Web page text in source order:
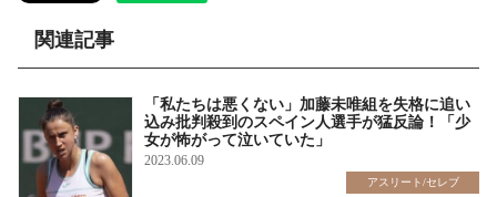
関連記事
「私たちは悪くない」加藤未唯組を失格に追い
込み批判殺到のスペイン人選手が猛反論！「少
女が怖がって泣いていた」
2023.06.09
アスリート/セレブ